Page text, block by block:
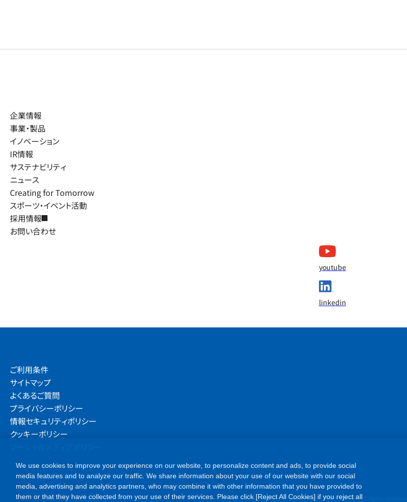
企業情報
事業・製品
イノベーション
IR情報
サステナビリティ
ニュース
Creating for Tomorrow
スポーツ・イベント活動
採用情報
お問い合わせ
youtube
linkedin
ご利用条件
サイトマップ
よくあるご質問
プライバシーポリシー
情報セキュリティポリシー
クッキーポリシー
Copyright©Asahi Kasei Corporation. All rights reserved
We use cookies to improve your experience on our website, to personalize content and ads, to provide social
media features and to analyze our traffic. We share information about your use of our website with our social
media, advertising and analytics partners, who may combine it with other information that you have provided to
them or that they have collected from your use of their services. Please click [Reject All Cookies] if you reject all